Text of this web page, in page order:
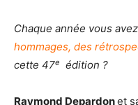
Chaque année vous
hommages, des
cette 47e édition ?
Raymond Depardonet